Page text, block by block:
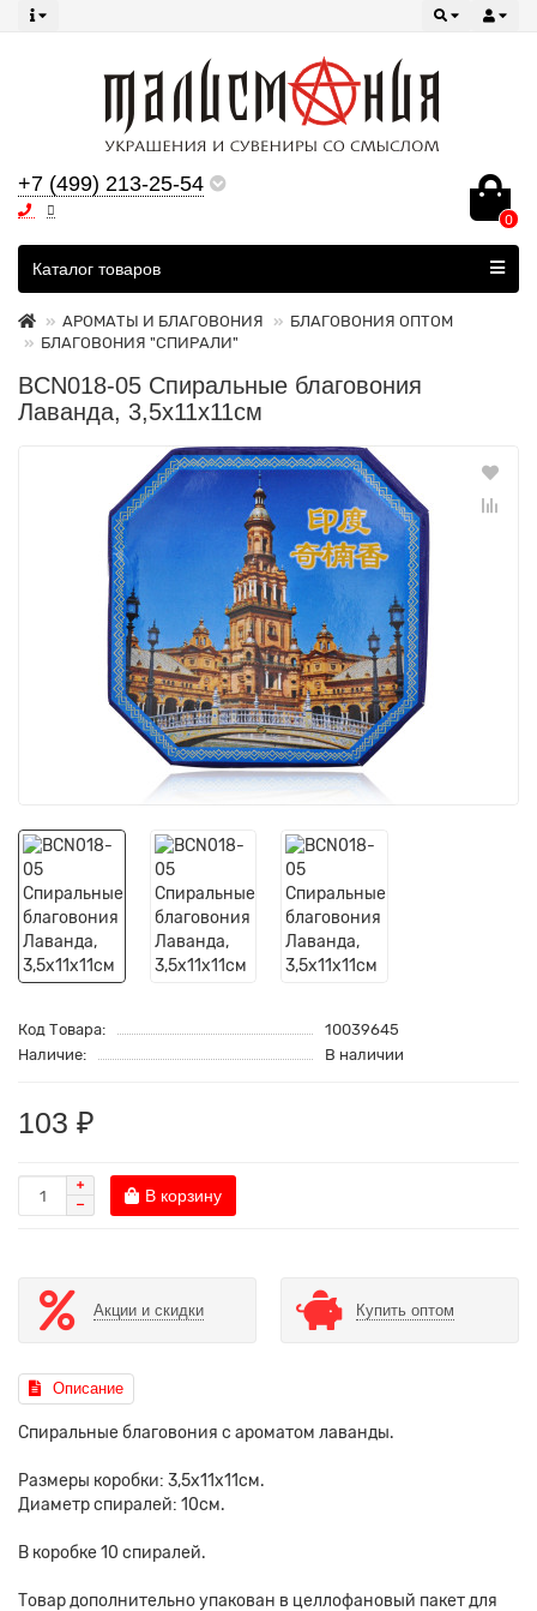
+7 (499) 213-25-54
0
Все категории
Каталог товаров
АРОМАТЫ И БЛАГОВОНИЯ
БЛАГОВОНИЯ ОПТОМ
БЛАГОВОНИЯ "СПИРАЛИ"
BCN018-05 Спиральные благовония
Лаванда, 3,5х11х11см
Код Товара:
10039645
Наличие:
В наличии
103 ₽
В корзину
Акции и скидки Купить оптом
Описание
Спиральные благовония с ароматом лаванды.
Размеры коробки: 3,5х11х11см.
Диаметр спиралей: 10см.
В коробке 10 спиралей.
Товар дополнительно упакован в целлофановый пакет для